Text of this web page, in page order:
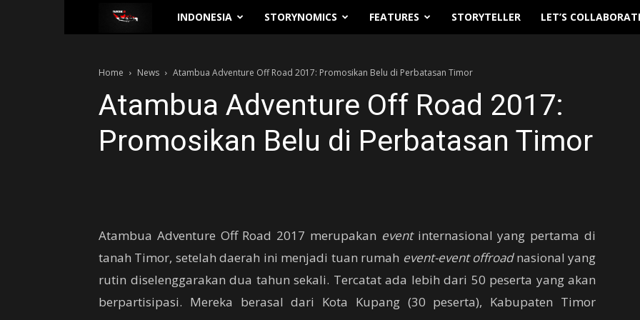
Traverse.id
INDONESIA STORYNOMICS FEATURES STORYTELLER LET’S
Home News Atambua Adventure Off Road 2017: Promosikan Belu di Perbatasan Timor
Atambua Adventure Off Road 2017:
Promosikan Belu di Perbatasan Timor
Atambua Adventure Off Road 2017 merupakan eventinternasional yang pertama di
tanah Timor, setelah daerah ini menjadi tuan rumah event-event offroadnasional yang
rutin diselenggarakan dua tahun sekali. Tercatat ada lebih dari 50 peserta yang akan
berpartisipasi. Mereka berasal dari Kota Kupang (30 peserta), Kabupaten Timor